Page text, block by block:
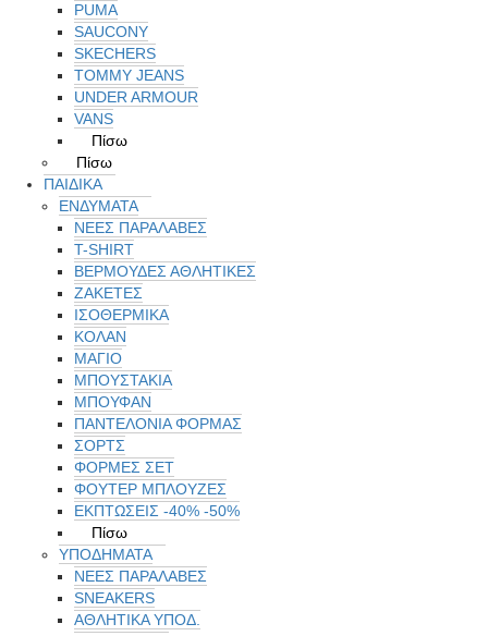
PUMA
SAUCONY
SKECHERS
TOMMY JEANS
UNDER ARMOUR
VANS
Πίσω
Πίσω
ΠΑΙΔΙΚΑ
ΕΝΔΥΜΑΤΑ
ΝΕΕΣ ΠΑΡΑΛΑΒΕΣ
T-SHIRT
ΒΕΡΜΟΥΔΕΣ ΑΘΛΗΤΙΚΕΣ
ΖΑΚΕΤΕΣ
ΙΣΟΘΕΡΜΙΚΑ
ΚΟΛΑΝ
ΜΑΓΙΟ
ΜΠΟΥΣΤΑΚΙΑ
ΜΠΟΥΦΑΝ
ΠΑΝΤΕΛΟΝΙΑ ΦΟΡΜΑΣ
ΣΟΡΤΣ
ΦΟΡΜΕΣ ΣΕΤ
ΦΟΥΤΕΡ ΜΠΛΟΥΖΕΣ
ΕΚΠΤΏΣΕΙΣ -40% -50%
Πίσω
ΥΠΟΔΗΜΑΤΑ
ΝΕΕΣ ΠΑΡΑΛΑΒΕΣ
SNEAKERS
ΑΘΛΗΤΙΚΑ ΥΠΟΔ.